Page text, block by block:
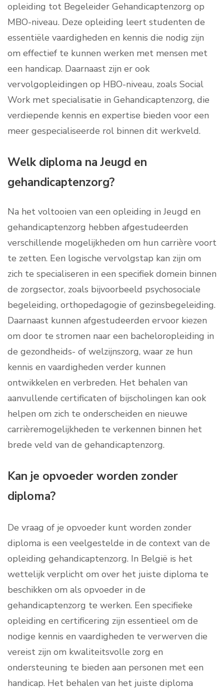
opleiding tot Begeleider Gehandicaptenzorg op
MBO-niveau. Deze opleiding leert studenten de
essentiële vaardigheden en kennis die nodig zijn
om effectief te kunnen werken met mensen met
een handicap. Daarnaast zijn er ook
vervolgopleidingen op HBO-niveau, zoals Social
Work met specialisatie in Gehandicaptenzorg, die
verdiepende kennis en expertise bieden voor een
meer gespecialiseerde rol binnen dit werkveld.
Welk diploma na Jeugd en
gehandicaptenzorg?
Na het voltooien van een opleiding in Jeugd en
gehandicaptenzorg hebben afgestudeerden
verschillende mogelijkheden om hun carrière voort
te zetten. Een logische vervolgstap kan zijn om
zich te specialiseren in een specifiek domein binnen
de zorgsector, zoals bijvoorbeeld psychosociale
begeleiding, orthopedagogie of gezinsbegeleiding.
Daarnaast kunnen afgestudeerden ervoor kiezen
om door te stromen naar een bacheloropleiding in
de gezondheids- of welzijnszorg, waar ze hun
kennis en vaardigheden verder kunnen
ontwikkelen en verbreden. Het behalen van
aanvullende certificaten of bijscholingen kan ook
helpen om zich te onderscheiden en nieuwe
carrièremogelijkheden te verkennen binnen het
brede veld van de gehandicaptenzorg.
Kan je opvoeder worden zonder
diploma?
De vraag of je opvoeder kunt worden zonder
diploma is een veelgestelde in de context van de
opleiding gehandicaptenzorg. In België is het
wettelijk verplicht om over het juiste diploma te
beschikken om als opvoeder in de
gehandicaptenzorg te werken. Een specifieke
opleiding en certificering zijn essentieel om de
nodige kennis en vaardigheden te verwerven die
vereist zijn om kwaliteitsvolle zorg en
ondersteuning te bieden aan personen met een
handicap. Het behalen van het juiste diploma